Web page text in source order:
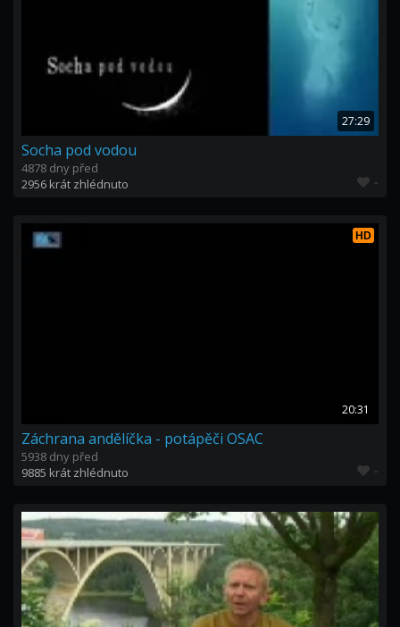
27:29
Socha pod vodou
4878 dny před
2956 krát zhlédnuto
-
HD
20:31
Záchrana andělíčka - potápěči OSAC
5938 dny před
9885 krát zhlédnuto
-